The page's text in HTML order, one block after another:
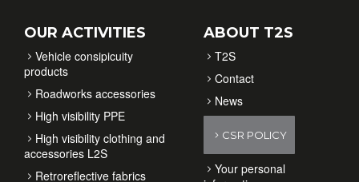
OUR ACTIVITIES
Vehicle consipicuity
products
Roadworks accessories
High visibility PPE
High visibility clothing and
accessories L2S
Retroreflective fabrics
ABOUT T2S
T2S
Contact
News
CSR POLICY
Your personal